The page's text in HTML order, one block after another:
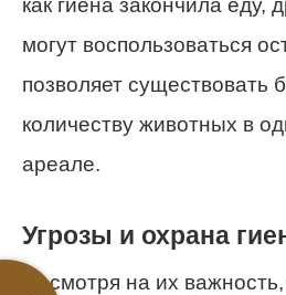
как гиена закончила еду,
могут воспользоваться
позволяет существовать
количеству животных в
ареале.
Угрозы и охрана
Несмотря на их